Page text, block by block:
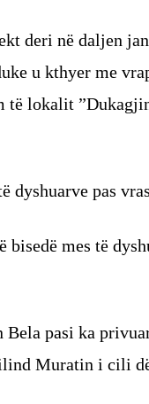
deri në daljen
u kthyer me
të lokalit
dyshuarve pas
mes të
Bela pasi ka
Muratin i cili